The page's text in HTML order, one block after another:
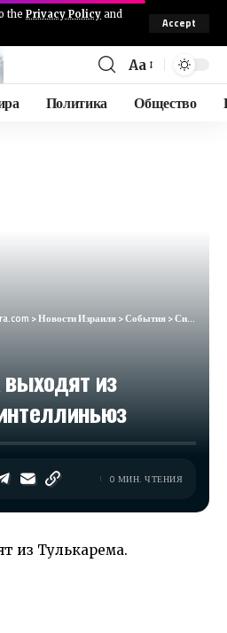
the Privacy Policy and
Accept
Aa
Политика Общество
>Новости Израиля>События>Силы ЦАХАЛа выходят из Тулькарема. #интеллиньюз
из
0 МИН. ЧТЕНИЯ
из Тулькарема.